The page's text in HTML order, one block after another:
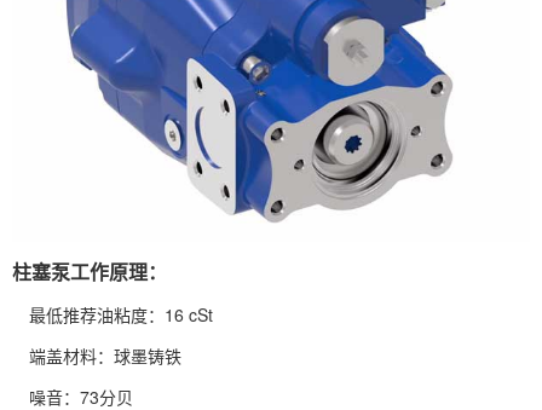
柱塞泵工作原理：
最低推荐油粘度：16 cSt
端盖材料：球墨铸铁
噪音：73分贝